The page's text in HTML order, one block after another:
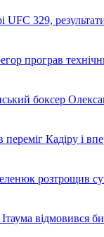
UFC 329,
програв
боксер
переміг Кадіру і
розтрощив
відмовився